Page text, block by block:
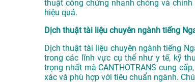
thuật công chứng nhanh chóng và
hiệu quả.
Dịch thuật tài liệu chuyên ngành tiếng
Dịch thuật tài liệu chuyên ngành tiếng
trong các lĩnh vực cụ thể như y tế, kỹ
trọng nhất mà CANTHOTRANS cung
xác và phù hợp với tiêu chuẩn ngành.